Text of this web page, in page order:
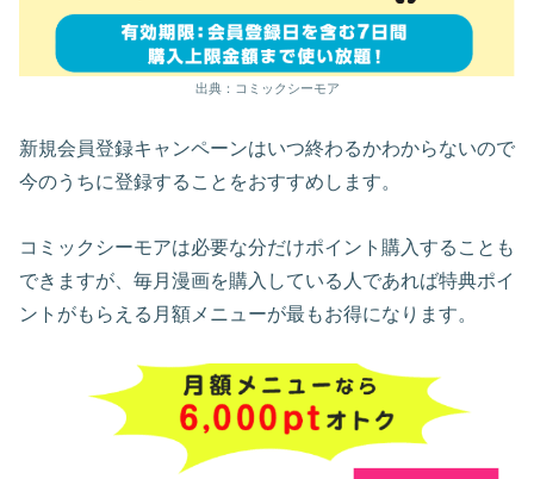
出典：コミックシーモア
新規会員登録キャンペーンはいつ終わるかわからないので
今のうちに登録することをおすすめします。
コミックシーモアは必要な分だけポイント購入することも
できますが、毎月漫画を購入している人であれば特典ポイ
ントがもらえる月額メニューが最もお得になります。